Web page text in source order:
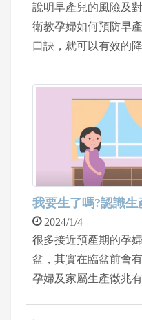
說明早產兒的風險及
衛教孕婦如何預防早
口訣，就可以有效的降
我要生了嗎?認識生
2024/1/4
很多接近預產期的孕
盆，其實在臨盆前會
孕婦及家屬生產徵兆